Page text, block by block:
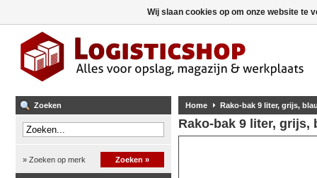
Zoeken
» Zoeken op merk Zoeken »
Home Rako-bak 9 liter, grijs,
Rako-bak 9 liter, grijs,
Wij slaan cookies op om onze website te